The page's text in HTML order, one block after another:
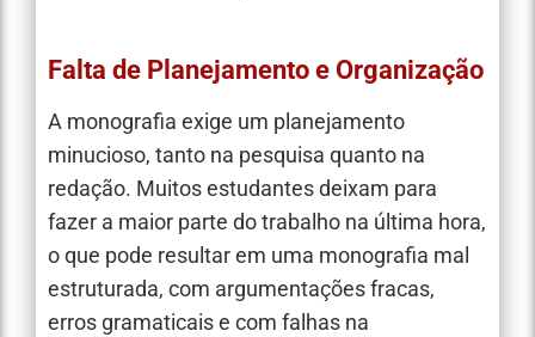
Falta de Planejamento e Organização
A monografia exige um planejamento
minucioso, tanto na pesquisa quanto na
redação. Muitos estudantes deixam para
fazer a maior parte do trabalho na última hora,
o que pode resultar em uma monografia mal
estruturada, com argumentações fracas,
erros gramaticais e com falhas na